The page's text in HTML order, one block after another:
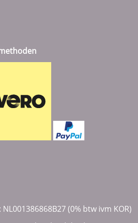
(0% btw ivm KOR)